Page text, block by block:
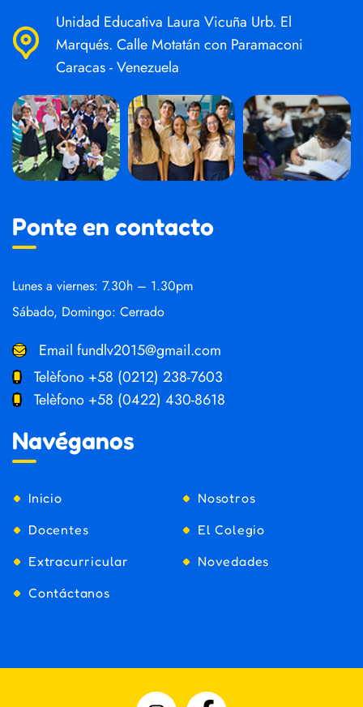
Unidad Educativa Laura Vicuña Urb. El
Marqués. Calle Motatán con Paramaconi
Caracas - Venezuela
Ponte en contacto
Lunes a viernes: 7.30h – 1.30pm
Sábado, Domingo: Cerrado
Email fundlv2015@gmail.com
Telèfono +58 (0212) 238-7603
Telèfono +58 (0422) 430-8618
Navéganos
Inicio
Nosotros
Docentes
El Colegio
Extracurricular
Novedades
Contáctanos